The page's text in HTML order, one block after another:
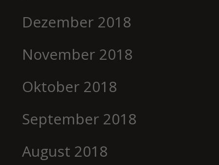
Dezember 2018
November 2018
Oktober 2018
September 2018
August 2018